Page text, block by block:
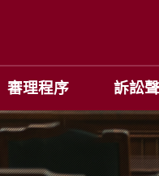
審理程序 訴訟